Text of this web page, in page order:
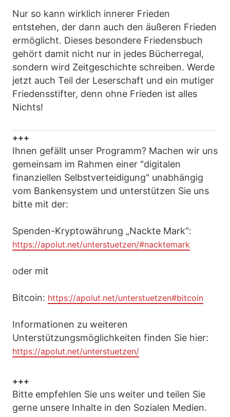
Nur so kann wirklich innerer Frieden
entstehen, der dann auch den äußeren Frieden
ermöglicht. Dieses besondere Friedensbuch
gehört damit nicht nur in jedes Bücherregal,
sondern wird Zeitgeschichte schreiben. Werde
jetzt auch Teil der Leserschaft und ein mutiger
Friedensstifter, denn ohne Frieden ist alles
Nichts!
+++
Ihnen gefällt unser Programm? Machen wir uns
gemeinsam im Rahmen einer "digitalen
finanziellen Selbstverteidigung" unabhängig
vom Bankensystem und unterstützen Sie uns
bitte mit der:
Spenden-Kryptowährung „Nackte Mark“:
https://apolut.net/unterstuetzen/#nacktemark
oder mit
Bitcoin: https://apolut.net/unterstuetzen#bitcoin
Informationen zu weiteren
Unterstützungsmöglichkeiten finden Sie hier:
https://apolut.net/unterstuetzen/
+++
Bitte empfehlen Sie uns weiter und teilen Sie
gerne unsere Inhalte in den Sozialen Medien.